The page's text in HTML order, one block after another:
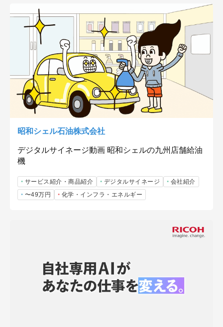
昭和シェル石油株式会社
デジタルサイネージ動画 昭和シェルの九州店舗給油
機
サービス紹介・商品紹介 デジタルサイネージ
会社紹介
〜49万円
化学・インフラ・エネルギー